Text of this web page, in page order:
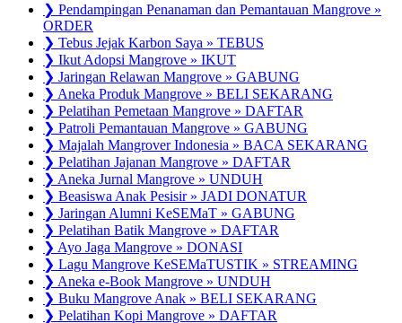
❯ Pendampingan Penanaman dan Pemantauan Mangrove »
ORDER
❯ Tebus Jejak Karbon Saya » TEBUS
❯ Ikut Adopsi Mangrove » IKUT
❯ Jaringan Relawan Mangrove » GABUNG
❯ Aneka Produk Mangrove » BELI SEKARANG
❯ Pelatihan Pemetaan Mangrove » DAFTAR
❯ Patroli Pemantauan Mangrove » GABUNG
❯ Majalah Mangrover Indonesia » BACA SEKARANG
❯ Pelatihan Jajanan Mangrove » DAFTAR
❯ Aneka Jurnal Mangrove » UNDUH
❯ Beasiswa Anak Pesisir » JADI DONATUR
❯ Jaringan Alumni KeSEMaT » GABUNG
❯ Pelatihan Batik Mangrove » DAFTAR
❯ Ayo Jaga Mangrove » DONASI
❯ Lagu Mangrove KeSEMaTUSTIK » STREAMING
❯ Aneka e-Book Mangrove » UNDUH
❯ Buku Mangrove Anak » BELI SEKARANG
❯ Pelatihan Kopi Mangrove » DAFTAR